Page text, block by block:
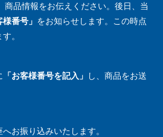
商品情報をお伝えください。後日、当
様番号」 をお知らせします。この時点
。
「お客様番号を記入」
し、商品をお送
お振り込みいたします。